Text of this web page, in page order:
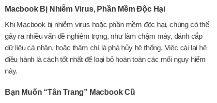
Macbook Bị Nhiễm Virus, Phần Mềm Độc Hại
Khi Macbook bị nhiễm virus hoặc phần mềm độc hại, chúng có thể
gây ra nhiều vấn đề nghiêm trọng, như làm chậm máy, đánh cắp
dữ liệu cá nhân, hoặc thậm chí là phá hủy hệ thống. Việc cài lại hệ
điều hành là cách tốt nhất để loại bỏ hoàn toàn các mối nguy hiểm
này.
Bạn Muốn “Tân Trang” Macbook Cũ